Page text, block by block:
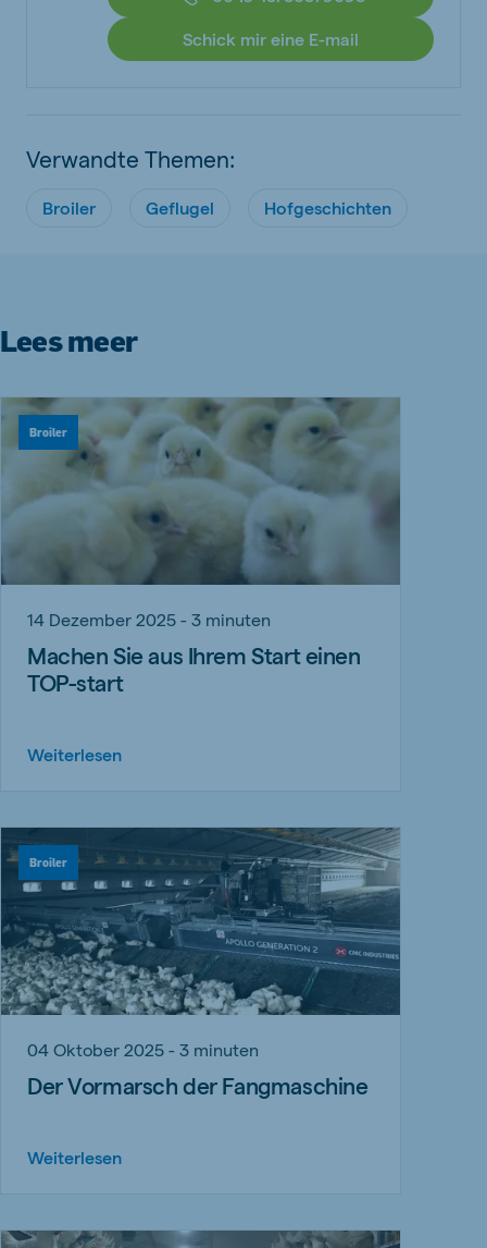
Schick mir eine E-mail
Verwandte Themen:
Broiler Geflugel Hofgeschichten
Lees meer
Broiler
14 Dezember 2025 - 3 minuten
Machen Sie aus Ihrem Start einen
TOP-start
Weiterlesen
Broiler
04 Oktober 2025 - 3 minuten
Der Vormarsch der Fangmaschine
Weiterlesen